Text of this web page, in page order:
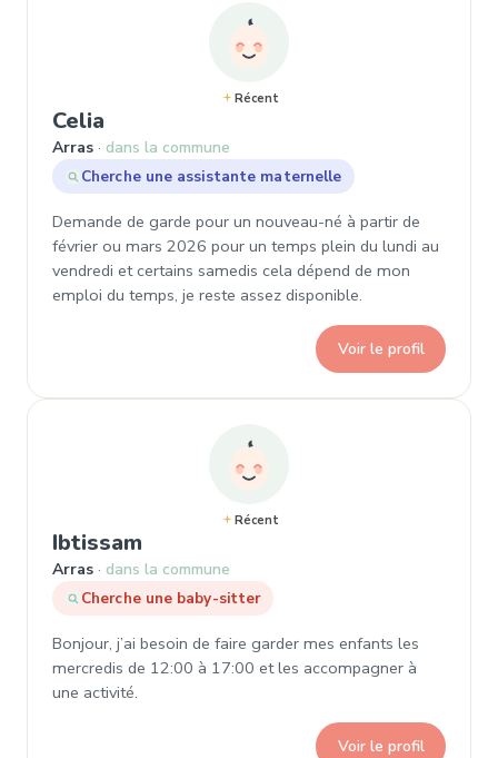
Récent
Celia
Arras dans la commune
Cherche une assistante maternelle
Demande de garde pour un nouveau-né à partir de
février ou mars 2026 pour un temps plein du lundi au
vendredi et certains samedis cela dépend de mon
emploi du temps, je reste assez disponible.
Voir le profil
Récent
Ibtissam
Arras dans la commune
Cherche une baby-sitter
Bonjour, j’ai besoin de faire garder mes enfants les
mercredis de 12:00 à 17:00 et les accompagner à
une activité.
Voir le profil